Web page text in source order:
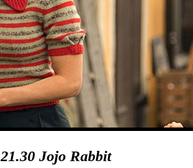
21.30 Jojo Rabbit